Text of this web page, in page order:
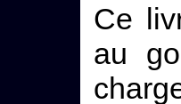
Ce
au